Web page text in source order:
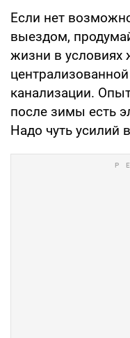
Если нет
выездом,
жизни в условиях
канализации.
после зимы есть
Надо чуть усилий